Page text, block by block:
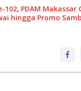
102, PDAM Makassar
hingga Promo